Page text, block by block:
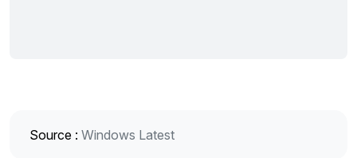
Source : Windows Latest